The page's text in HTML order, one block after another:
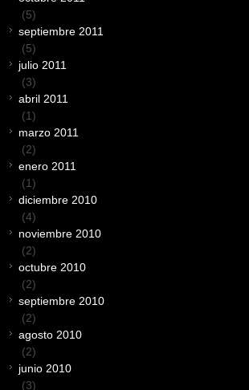
(5)
septiembre 2011
(5)
julio 2011
(3)
abril 2011
(1)
marzo 2011
(2)
enero 2011
(1)
diciembre 2010
(4)
noviembre 2010
(2)
octubre 2010
(2)
septiembre 2010
(2)
agosto 2010
(2)
junio 2010
(3)